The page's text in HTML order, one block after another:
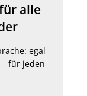
alle
egal
für jeden